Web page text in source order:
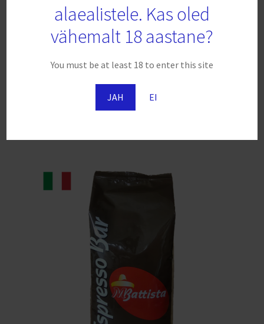
alaealistele. Kas oled
vähemalt 18 aastane?
You must be at least 18 to enter this site
JAH EI
Kohvioad Battista – Fascia Rossa 1kg
Lisa korvi